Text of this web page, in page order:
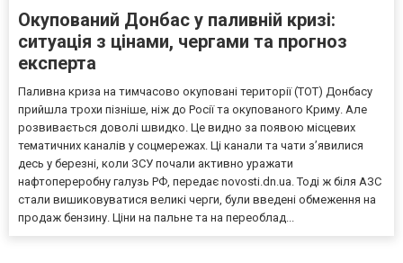
Окупований Донбас у паливній кризі:
ситуація з цінами, чергами та прогноз
експерта
Паливна криза на тимчасово окуповані території (ТОТ) Донбасу
прийшла трохи пізніше, ніж до Росії та окупованого Криму. Але
розвивається доволі швидко. Це видно за появою місцевих
тематичних каналів у соцмережах. Ці канали та чати з’явилися
десь у березні, коли ЗСУ почали активно уражати
нафтопереробну галузь РФ, передає novosti.dn.ua. Тоді ж біля АЗС
стали вишиковуватися великі черги, були введені обмеження на
продаж бензину. Ціни на пальне та на переоблад...